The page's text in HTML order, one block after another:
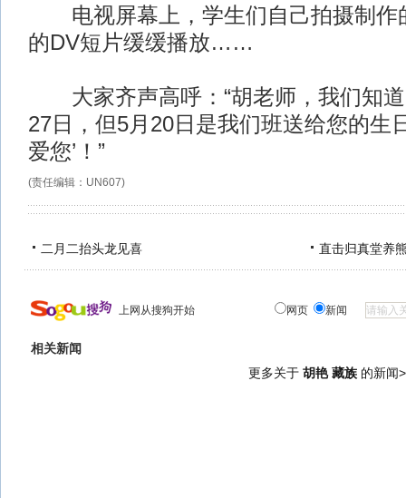
电视屏幕上，学生们自己拍摄制作
的DV短片缓缓播放……
大家齐声高呼：“胡老师，我们知道
27日，但5月20日是我们班送给您的生
爱您’！”
(责任编辑：UN607)
二月二抬头龙见喜 直击归真堂养
上网从搜狗开始 网页 新闻
相关新闻
更多关于 胡艳 藏族的新闻